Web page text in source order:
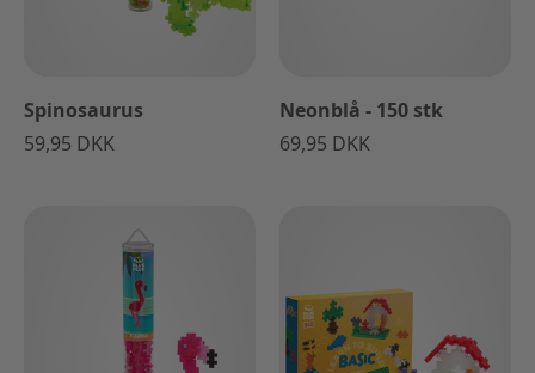
Spinosaurus
59,95 DKK
Neonblå - 150 stk
69,95 DKK